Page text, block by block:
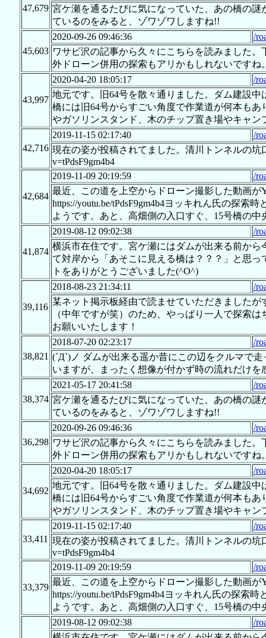
47,679 宮ケ瀬を通るたびに気になっていた、あの橋の
ているのをみると、ゾワゾワしますね!!
45,603
2020-09-26 09:46:36
/
ワサビ沢の記事から久々にこちらを読みました
外ドローン併用の探索もアリかもしれないです
43,997
2020-04-20 18:05:17
/
地元です。旧64号を散々通りました。ダム建設
橋には旧64号からすごい角度で作業道が何本も
やガソリンスタンド、木のチップ置き場やキャン
42,716
2019-11-15 02:17:40
/
現在の姿が投稿されてました。清川トンネルの坑
v=tPdsF9gm4b4
42,684
2019-11-09 20:19:59
/
最近、この道を上空からドローン撮影した動画が
https://youtu.be/tPdsF9gm4b4ヨッキれん氏の探索
ようです。あと、高畑側の入口すぐ、15号橋の
41,874
2019-08-12 09:02:38
/
横浜市在住です。宮ケ瀬にはダムが出来る前か
て対岸から「あそこに見える橋は？？？」と思
トをありがとうございました(^O^)
39,116
2018-08-23 21:34:11
/
某ネット掲示板経由で読ませていただきました
（中年ですが笑）のため、やっぱり一人で探索
お願いいたします！
38,821
2018-07-20 02:23:17
/
(´Д`)ノ ダムが出来る遥か昔にこの辺をクルマで
いますが、まったく想像が付かず時の流れだけを
38,374
2021-05-17 20:41:58
/
宮ケ瀬を通るたびに気になっていた、あの橋の
ているのをみると、ゾワゾワしますね!!
36,298
2020-09-26 09:46:36
/
ワサビ沢の記事から久々にこちらを読みました
外ドローン併用の探索もアリかもしれないです
34,692
2020-04-20 18:05:17
/
地元です。旧64号を散々通りました。ダム建設
橋には旧64号からすごい角度で作業道が何本も
やガソリンスタンド、木のチップ置き場やキャン
33,411
2019-11-15 02:17:40
/
現在の姿が投稿されてました。清川トンネルの坑
v=tPdsF9gm4b4
33,379
2019-11-09 20:19:59
/
最近、この道を上空からドローン撮影した動画が
https://youtu.be/tPdsF9gm4b4ヨッキれん氏の探索
ようです。あと、高畑側の入口すぐ、15号橋の
2019-08-12 09:02:38
/